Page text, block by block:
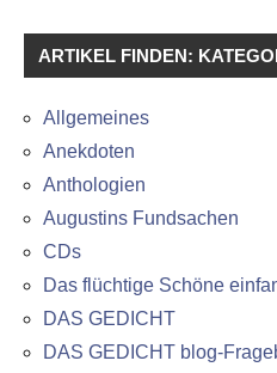
ARTIKEL FINDEN:
Allgemeines
Anekdoten
Anthologien
Augustins Fundsachen
CDs
Das flüchtige Schöne
DAS GEDICHT
DAS GEDICHT blog-